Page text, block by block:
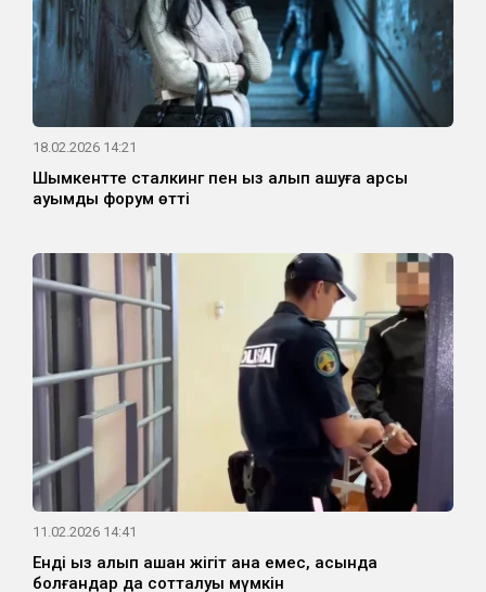
18.02.2026 14:21
Шымкентте сталкинг пен қыз алып қашуға қарсы
ауқымды форум өтті
11.02.2026 14:41
Енді қыз алып қашқан жігіт қана емес, қасында
болғандар да сотталуы мүмкін